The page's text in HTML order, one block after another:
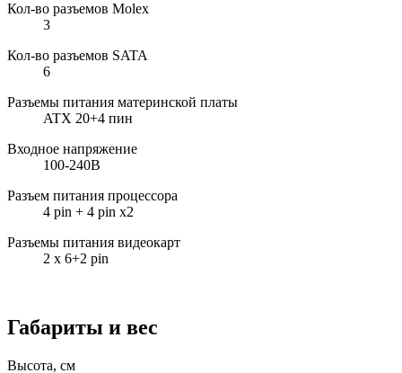
Кол-во разъемов Molex
3
Кол-во разъемов SATA
6
Разъемы питания материнской платы
ATX 20+4 пин
Входное напряжение
100-240В
Разъем питания процессора
4 pin + 4 pin x2
Разъемы питания видеокарт
2 x 6+2 pin
Габариты и вес
Высота, см